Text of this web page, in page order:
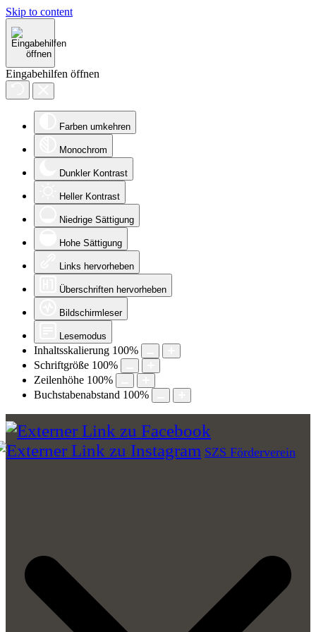
Skip to content
Eingabehilfen öffnen
Farben umkehren
Monochrom
Dunkler Kontrast
Heller Kontrast
Niedrige Sättigung
Hohe Sättigung
Links hervorheben
Überschriften hervorheben
Bildschirmleser
Lesemodus
Inhaltsskalierung 100%
Schriftgröße 100%
Zeilenhöhe 100%
Buchstabenabstand 100%
SZS Förderverein